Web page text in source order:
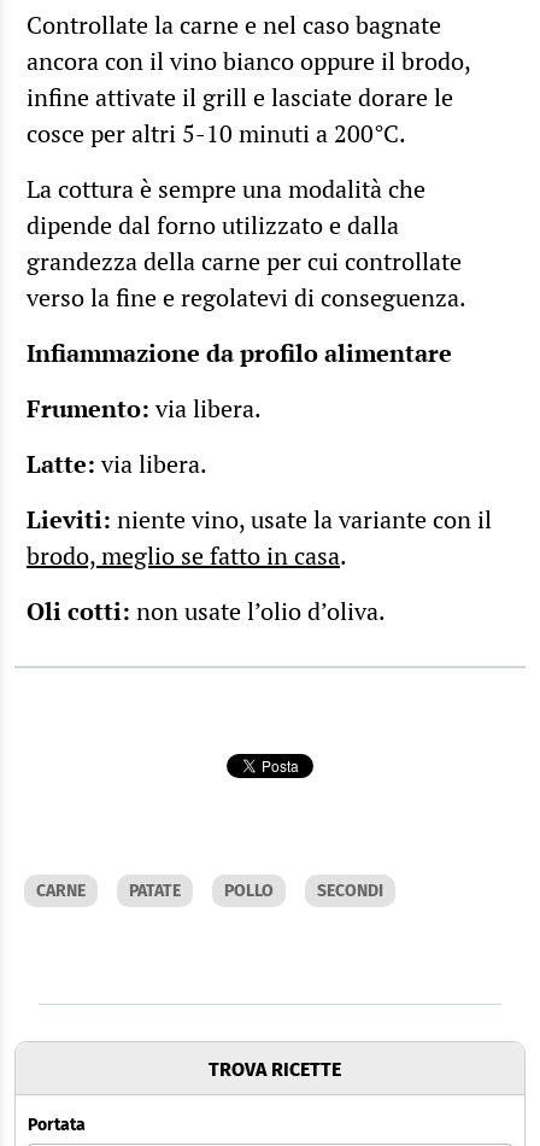
Controllate la carne e nel caso bagnate
ancora con il vino bianco oppure il brodo,
infine attivate il grill e lasciate dorare le
cosce per altri 5-10 minuti a 200°C.
La cottura è sempre una modalità che
dipende dal forno utilizzato e dalla
grandezza della carne per cui controllate
verso la fine e regolatevi di conseguenza.
Infiammazione da profilo alimentare
Frumento:via libera.
Latte:via libera.
Lieviti: niente vino, usate la variante con il
brodo, meglio se fatto in casa.
Oli cotti: non usate l’olio d’oliva.
CARNE PATATE POLLO SECONDI
TROVA RICETTE
Portata